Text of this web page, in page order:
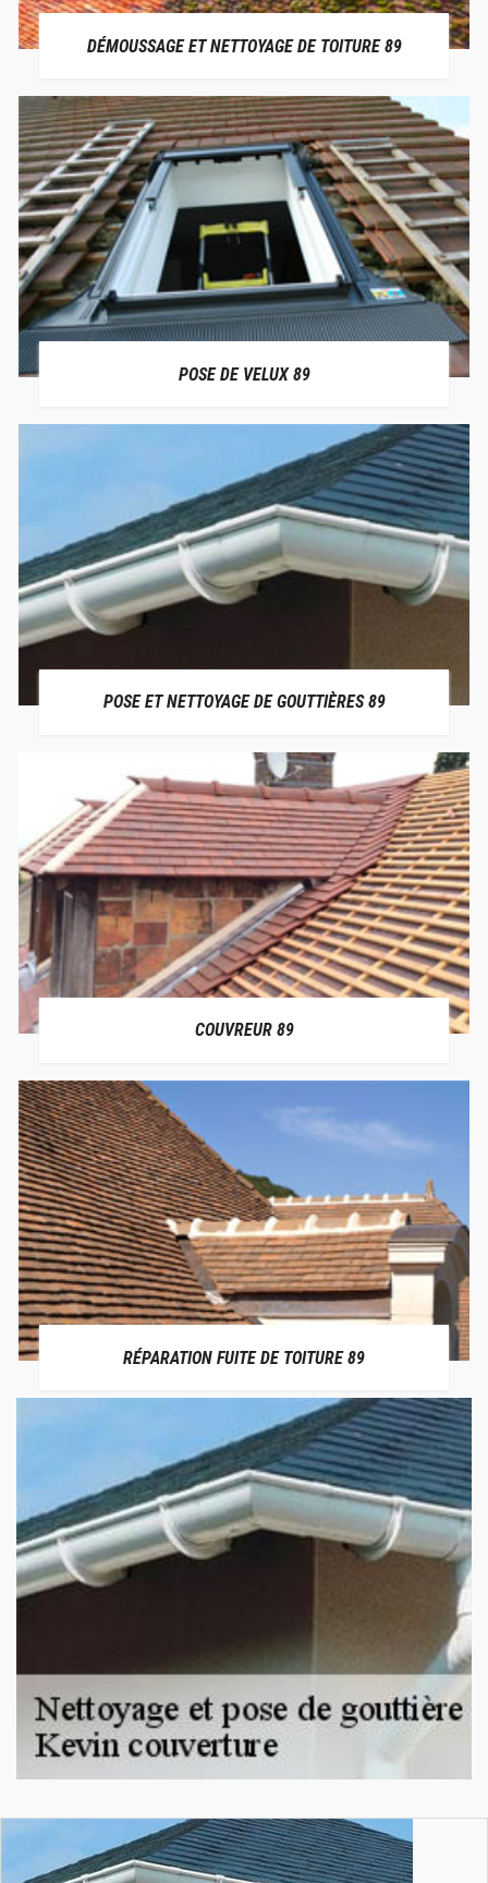
DÉMOUSSAGE ET NETTOYAGE DE TOITURE 89
POSE DE VELUX 89
POSE ET NETTOYAGE DE GOUTTIÈRES 89
COUVREUR 89
RÉPARATION FUITE DE TOITURE 89